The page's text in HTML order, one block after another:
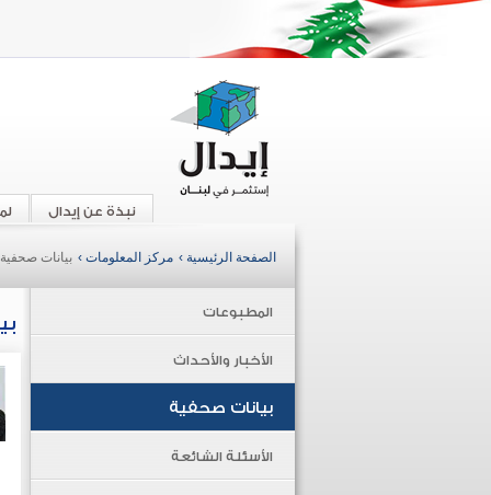
نبذة عن إيدال
الصفحة الرئيسية › مركز المعلومات › بيانات صحفية
المطبوعات
الأخبار والأحداث
بيانات صحفية
الأسئلة الشائعة